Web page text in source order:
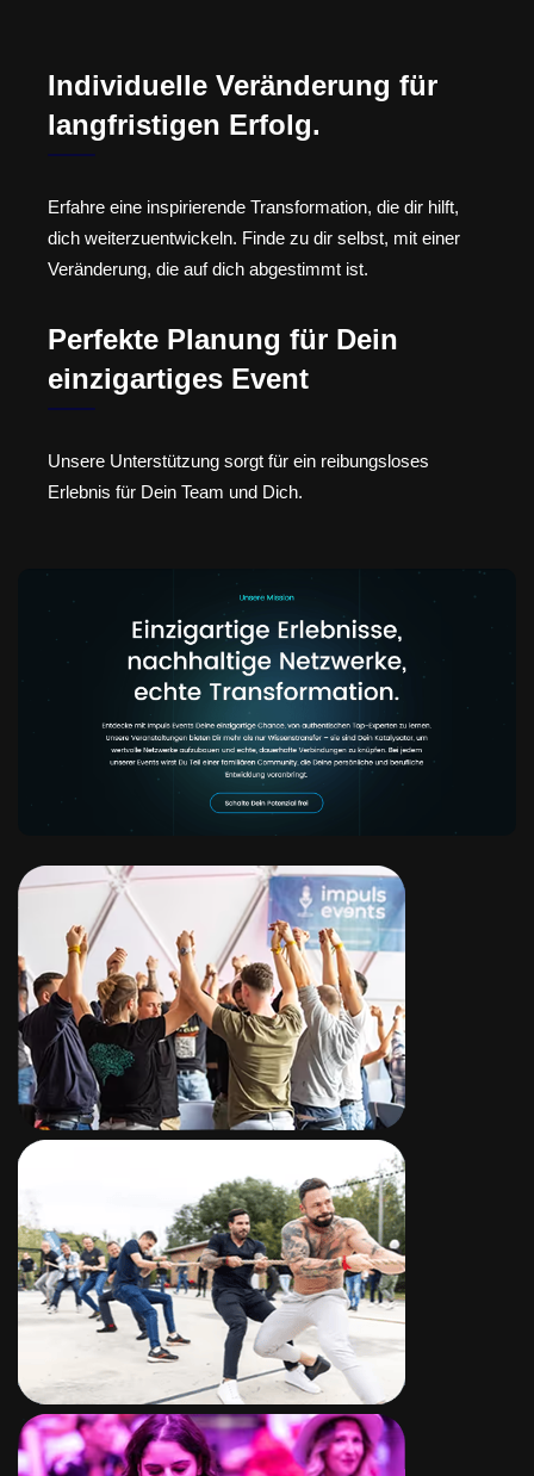
Individuelle Veränderung für
langfristigen Erfolg.
Erfahre eine inspirierende Transformation, die dir hilft,
dich weiterzuentwickeln. Finde zu dir selbst, mit einer
Veränderung, die auf dich abgestimmt ist.
Perfekte Planung für Dein
einzigartiges Event
Unsere Unterstützung sorgt für ein reibungsloses
Erlebnis für Dein Team und Dich.